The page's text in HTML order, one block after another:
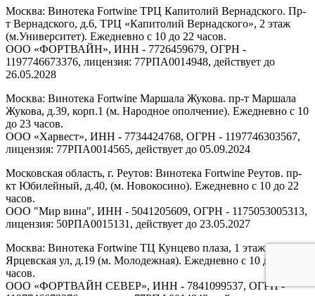
Москва: Винотека Fortwine ТРЦ Капитолий Вернадского. Пр-
т Вернадского, д.6, ТРЦ «Капитолий Вернадского», 2 этаж
(м.Университет). Ежедневно с 10 до 22 часов.
ООО «ФОРТВАЙН», ИНН - 7726459679, ОГРН -
1197746673376, лицензия: 77РПА0014948, действует до
26.05.2028
Москва: Винотека Fortwine Маршала Жукова. пр-т Маршала
Жукова, д.39, корп.1 (м. Народное ополчение). Ежедневно с 10
до 23 часов.
ООО «Харвест», ИНН - 7734424768, ОГРН - 1197746303567,
лицензия: 77РПА0014565, действует до 05.09.2024
Московская область, г. Реутов: Винотека Fortwine Реутов. пр-
кт Юбилейный, д.40, (м. Новокосино). Ежедневно с 10 до 22
часов.
ООО "Мир вина", ИНН - 5041205609, ОГРН - 1175053005313,
лицензия: 50РПА0015131, действует до 23.05.2027
Москва: Винотека Fortwine ТЦ Кунцево плаза, 1 этаж.
Ярцевская ул, д.19 (м. Молодежная). Ежедневно с 10 до 22
часов.
ООО «ФОРТВАЙН СЕВЕР», ИНН - 7841099537, ОГРН -